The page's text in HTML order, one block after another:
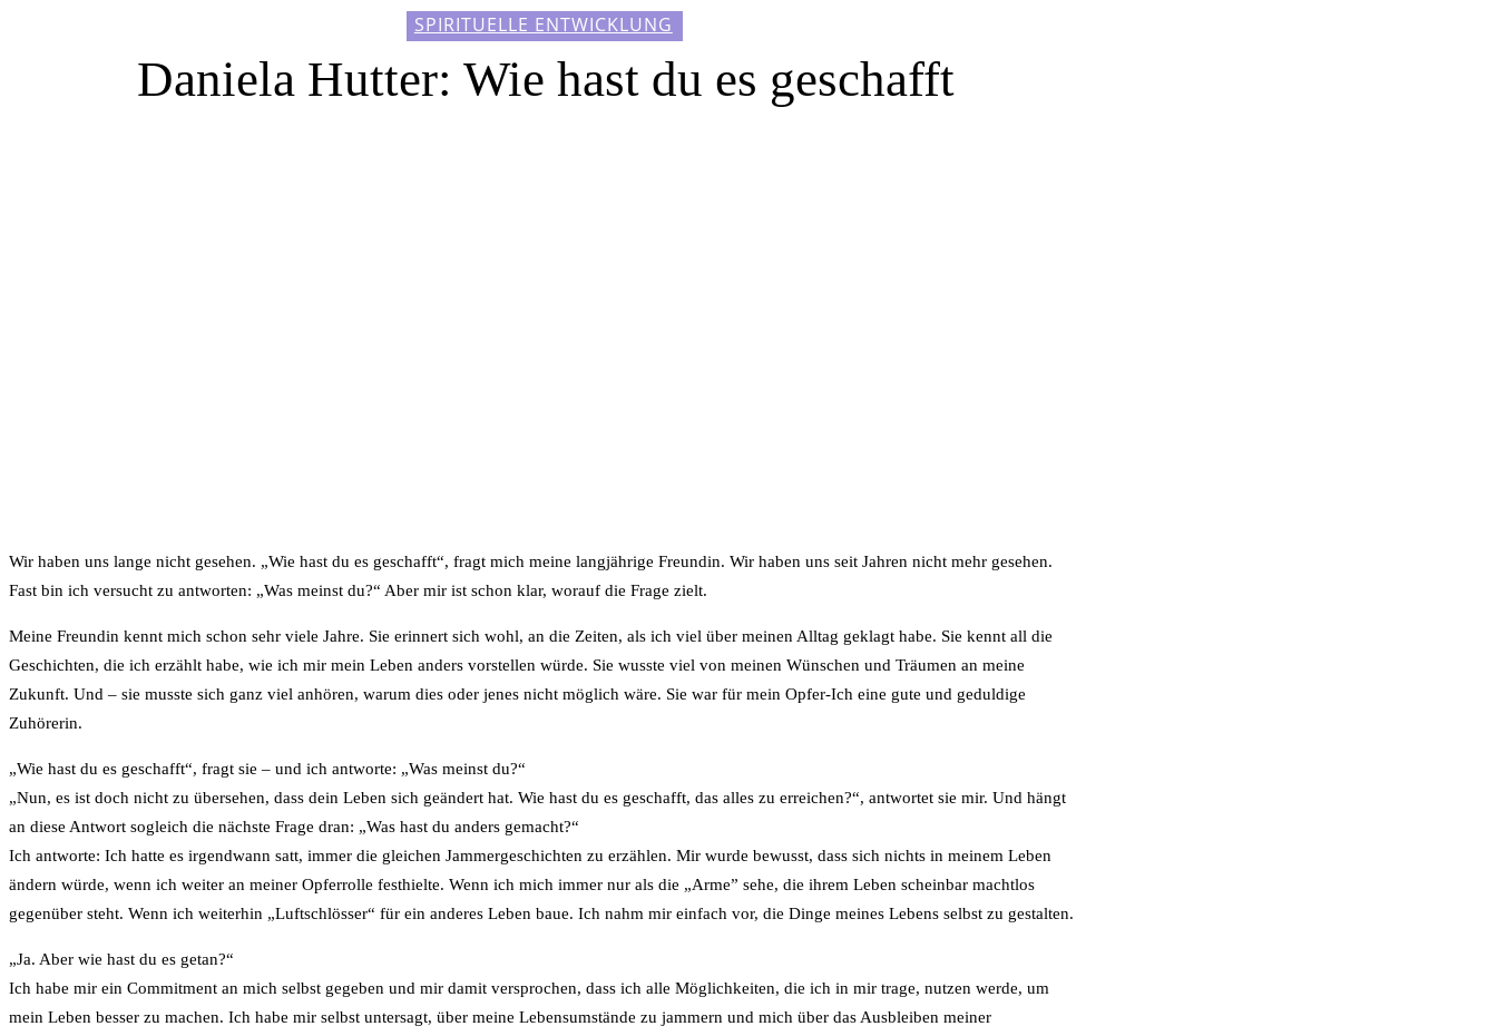
SPIRITUELLE ENTWICKLUNG
Daniela Hutter: Wie hast du es geschafft
Wir haben uns lange nicht gesehen. „Wie hast du es geschafft“, fragt mich meine langjährige Freundin. Wir haben uns seit Jahren nicht mehr gesehen.
Fast bin ich versucht zu antworten: „Was meinst du?“ Aber mir ist schon klar, worauf die Frage zielt.
Meine Freundin kennt mich schon sehr viele Jahre. Sie erinnert sich wohl, an die Zeiten, als ich viel über meinen Alltag geklagt habe. Sie kennt all die
Geschichten, die ich erzählt habe, wie ich mir mein Leben anders vorstellen würde. Sie wusste viel von meinen Wünschen und Träumen an meine
Zukunft. Und – sie musste sich ganz viel anhören, warum dies oder jenes nicht möglich wäre. Sie war für mein Opfer-Ich eine gute und geduldige
Zuhörerin.
„Wie hast du es geschafft“, fragt sie – und ich antworte: „Was meinst du?“
„Nun, es ist doch nicht zu übersehen, dass dein Leben sich geändert hat. Wie hast du es geschafft, das alles zu erreichen?“, antwortet sie mir. Und hängt
an diese Antwort sogleich die nächste Frage dran: „Was hast du anders gemacht?“
Ich antworte: Ich hatte es irgendwann satt, immer die gleichen Jammergeschichten zu erzählen. Mir wurde bewusst, dass sich nichts in meinem Leben
ändern würde, wenn ich weiter an meiner Opferrolle festhielte. Wenn ich mich immer nur als die „Arme” sehe, die ihrem Leben scheinbar machtlos
gegenüber steht. Wenn ich weiterhin „Luftschlösser“ für ein anderes Leben baue. Ich nahm mir einfach vor, die Dinge meines Lebens selbst zu gestalten.
„Ja. Aber wie hast du es getan?“
Ich habe mir ein Commitment an mich selbst gegeben und mir damit versprochen, dass ich alle Möglichkeiten, die ich in mir trage, nutzen werde, um
mein Leben besser zu machen. Ich habe mir selbst untersagt, über meine Lebensumstände zu jammern und mich über das Ausbleiben meiner